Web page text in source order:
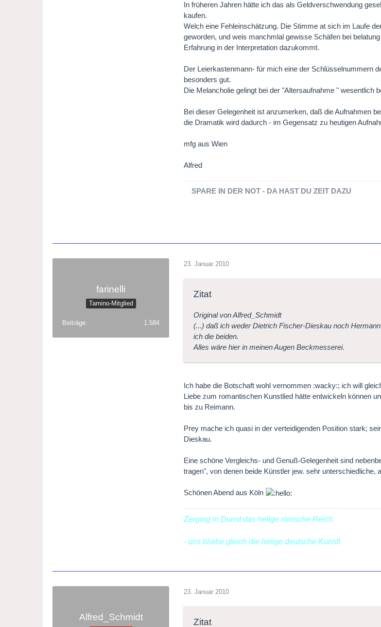
In früheren Jahren hätte ich das als Geldverschwendung
kaufen.
Welch eine Fehleinschätzung. Die Stimme at sich im Laufe
geworden, und weis manchmlal gewisse Schäfen bei
Erfahrung in der Interpretation dazukommt.
Der Leierkastenmann- für mich eine der Schlüsselnummern
besonders gut.
Die Melancholie gelingt bei der "Altersaufnahme " wesentlich
Bei dieser Gelegenheit ist anzumerken, daß die Aufnahmen
die Dramatik wird dadurch - im Gegensatz zu heutigen
mfg aus Wien
Alfred
SPARE IN DER NOT - DA HAST DU ZEIT DAZU
farinelli
Tamino-Mitglied
Beiträge 1.584
23. Januar 2010
Zitat
Original von Alfred_Schmidt
(...) daß ich weder Dietrich Fischer-Dieskau noch
ich die beiden.
Alles wäre hier in meinen Augen Beckmesserei.
Ich habe die Botschaft wohl vernommen :wacky:; ich will
Liebe zum romantischen Kunstlied hätte entwickeln können
bis zu Reimann.
Prey mache ich quasi in der verteidigenden Position stark;
Dieskau.
Eine schöne Vergleichs- und Genuß-Gelegenheit sind
tragen", von denen beide Künstler jew. sehr unterschiedliche,
Schönen Abend aus Köln
Zerging in Dunst das heilge römsche Reich
- uns bliebe gleich die heilge deutsche Kunst!
Alfred_Schmidt
23. Januar 2010
Zitat